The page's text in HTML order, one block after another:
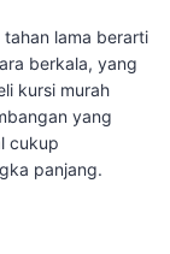
lama berarti
berkala, yang
kursi murah
yang
cukup
panjang.